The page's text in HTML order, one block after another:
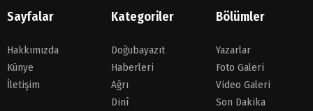
Sayfalar
Hakkımızda
Künye
İletişim
Kategoriler
Doğubayazıt
Haberleri
Ağrı
Dinî
Bölümler
Yazarlar
Foto Galeri
Video Galeri
Son Dakika